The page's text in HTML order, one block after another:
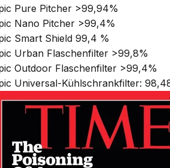
Pure Pitcher >99,94%
Nano Pitcher >99,4%
Smart Shield 99,4 %
Urban Flaschenfilter >99,8%
Outdoor Flaschenfilter >99,4%
Universal-Kühlschrankfilter:
den Bewertungsdialog zu öffnen